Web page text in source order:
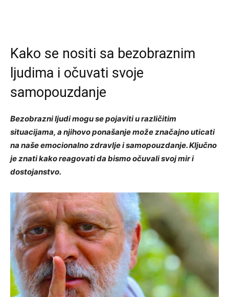
Kako se nositi sa bezobraznim
ljudima i očuvati svoje
samopouzdanje
Bezobrazni ljudi mogu se pojaviti u različitim
situacijama, a njihovo ponašanje može značajno uticati
na naše emocionalno zdravlje i samopouzdanje. Ključno
je znati kako reagovati da bismo očuvali svoj mir i
dostojanstvo.